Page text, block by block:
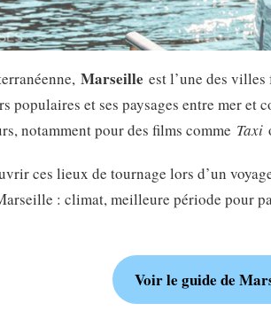
Marseille est l’une des villes
populaires et ses paysages entre mer
notamment pour des films comme Taxi
ces lieux de tournage lors d’un
: climat, meilleure période pour
Voir le guide de